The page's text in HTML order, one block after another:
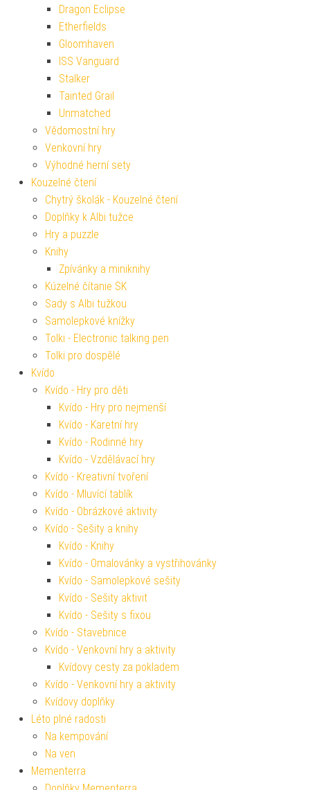
Dragon Eclipse
Etherfields
Gloomhaven
ISS Vanguard
Stalker
Tainted Grail
Unmatched
Vědomostní hry
Venkovní hry
Výhodné herní sety
Kouzelné čtení
Chytrý školák - Kouzelné čtení
Doplňky k Albi tužce
Hry a puzzle
Knihy
Zpívánky a miniknihy
Kúzelné čítanie SK
Sady s Albi tužkou
Samolepkové knížky
Tolki - Electronic talking pen
Tolki pro dospělé
Kvído
Kvído - Hry pro děti
Kvído - Hry pro nejmenší
Kvído - Karetní hry
Kvído - Rodinné hry
Kvído - Vzdělávací hry
Kvído - Kreativní tvoření
Kvído - Mluvící tablík
Kvído - Obrázkové aktivity
Kvído - Sešity a knihy
Kvído - Knihy
Kvído - Omalovánky a vystřihovánky
Kvído - Samolepkové sešity
Kvído - Sešity aktivit
Kvído - Sešity s fixou
Kvído - Stavebnice
Kvído - Venkovní hry a aktivity
Kvídovy cesty za pokladem
Kvído - Venkovní hry a aktivity
Kvídovy doplňky
Léto plné radosti
Na kempování
Na ven
Mementerra